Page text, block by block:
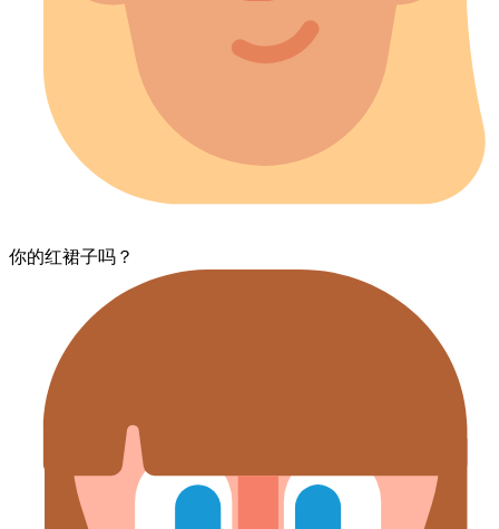
你的​红​裙子​吗？